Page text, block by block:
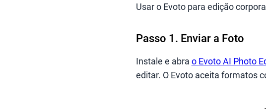
Usar o Evoto para edição
Passo 1. Enviar a Foto
Instale e abra o Evoto AI Photo
editar. O Evoto aceita formatos